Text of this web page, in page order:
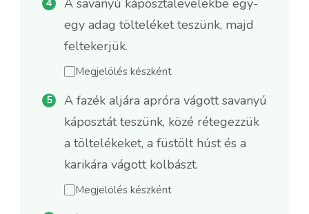
A savanyú káposztalevelekbe egy-
egy adag tölteléket teszünk, majd
feltekerjük.
Megjelölés készként
A fazék aljára apróra vágott savanyú
káposztát teszünk, közé rétegezzük
a töltelékeket, a füstölt húst és a
karikára vágott kolbászt.
Megjelölés készként